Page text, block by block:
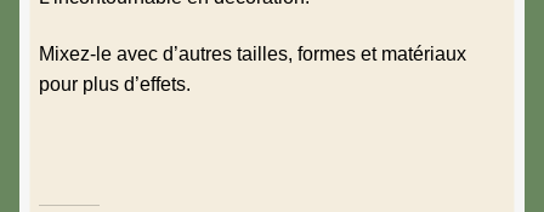
Mixez-le avec d’autres tailles, formes et matériaux
pour plus d’effets.